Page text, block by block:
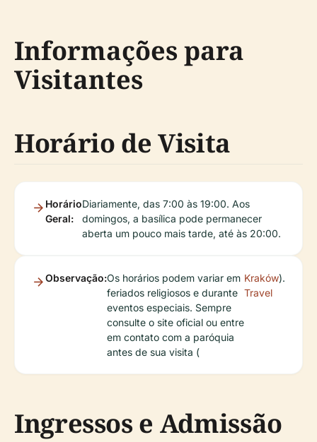
Informações para
Visitantes
Horário de Visita
Horário
Geral:
Diariamente, das 7:00 às 19:00. Aos
domingos, a basílica pode permanecer
aberta um pouco mais tarde, até às 20:00.
Observação:Os horários podem variar em
feriados religiosos e durante
eventos especiais. Sempre
consulte o site oficial ou entre
em contato com a paróquia
antes de sua visita (
Kraków
Travel
).
Ingressos e Admissão